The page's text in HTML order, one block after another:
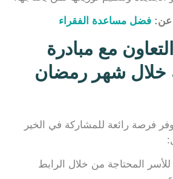
عن: فضل مساعدة الفقراء
مع مبادرة
خلال شهر رمضان
فرصة رائعة للمشاركة في الخير
للأسر المحتاجة من خلال الرابط